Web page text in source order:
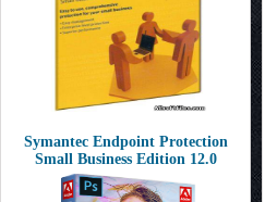
Symantec Endpoint Protection
Small Business Edition 12.0